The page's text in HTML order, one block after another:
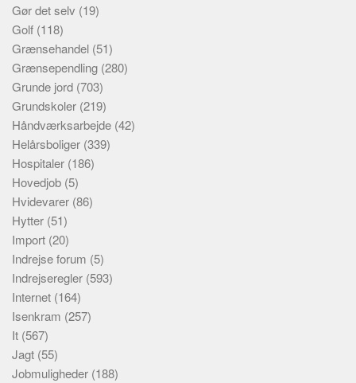
Gør det selv (19)
Golf (118)
Grænsehandel (51)
Grænsependling (280)
Grunde jord (703)
Grundskoler (219)
Håndværksarbejde (42)
Helårsboliger (339)
Hospitaler (186)
Hovedjob (5)
Hvidevarer (86)
Hytter (51)
Import (20)
Indrejse forum (5)
Indrejseregler (593)
Internet (164)
Isenkram (257)
It (567)
Jagt (55)
Jobmuligheder (188)